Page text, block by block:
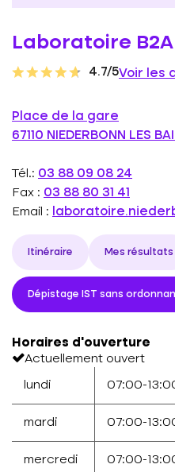
Laboratoire
4.7/5Voir les
Place de la gare
67110 NIEDERBONN LES
Tél.: 03 88 09 08 24
Fax : 03 88 80 31 41
Email :
Itinéraire Mes résultats
Dépistage IST sans
Horaires d'ouverture
Actuellement ouvert
lundi 07:00-
mardi 07:00-
mercredi 07:00-